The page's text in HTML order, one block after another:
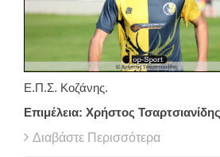
Ε.Π.Σ. Κοζάνης.
Επιμέλεια: Χρήστος Τσαρτσιανίδης
Διαβάστε Περισσότερα